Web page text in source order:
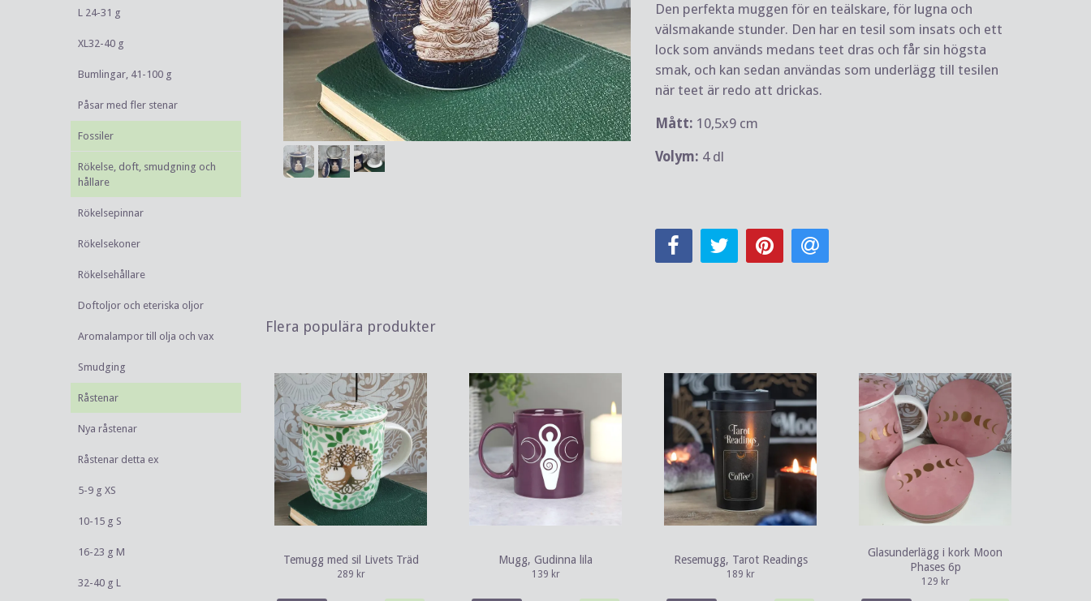
L 24-31 g
XL32-40 g
Bumlingar, 41-100 g
Påsar med fler stenar
Fossiler
Rökelse, doft, smudgning och
hållare
Rökelsepinnar
Rökelsekoner
Rökelsehållare
Doftoljor och eteriska oljor
Aromalampor till olja och vax
Smudging
Råstenar
Nya råstenar
Råstenar detta ex
5-9 g XS
10-15 g S
16-23 g M
32-40 g L
Den perfekta muggen för en teälskare, för lugna och
välsmakande stunder. Den har en tesil som insats och ett
lock som används medans teet dras och får sin högsta
smak, och kan sedan användas som underlägg till tesilen
när teet är redo att drickas.
Mått: 10,5x9 cm
Volym: 4 dl
Flera populära produkter
Temugg med sil Livets Träd
289 kr
Mugg, Gudinna lila
139 kr
Resemugg, Tarot Readings
189 kr
Glasunderlägg i kork Moon
Phases 6p
129 kr